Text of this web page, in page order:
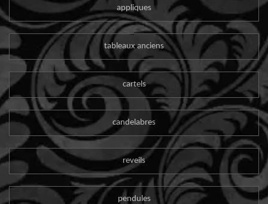
appliques
tableaux anciens
cartels
candelabres
reveils
pendules